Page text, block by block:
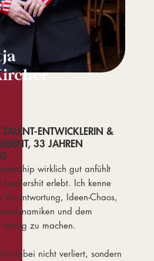
ENTWICKLERIN &
33 JAHREN
wirklich gut anfühlt
Leadershit erlebt. Ich kenne
Verantwortung, Ideen-Chaos,
und dem
richtig zu machen.
dabei nicht verliert, sondern